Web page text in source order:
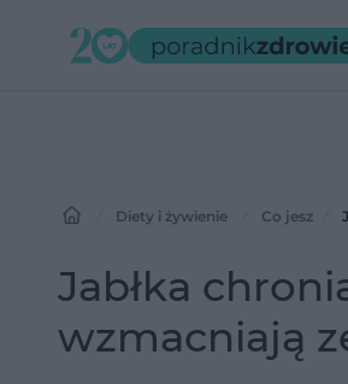
Diety i żywienie Co jesz
Jabłka
wzmacniają